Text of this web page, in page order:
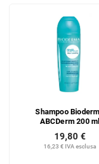
Shampoo
ABCDerm 200 ml
16,23 € IVA esclusa
19,80 €